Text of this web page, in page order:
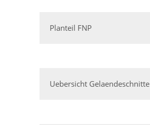
Planteil FNP
Uebersicht Gelaendeschnitte